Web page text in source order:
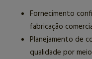
Fornecimento
fabricação
Planejamento de
qualidade por